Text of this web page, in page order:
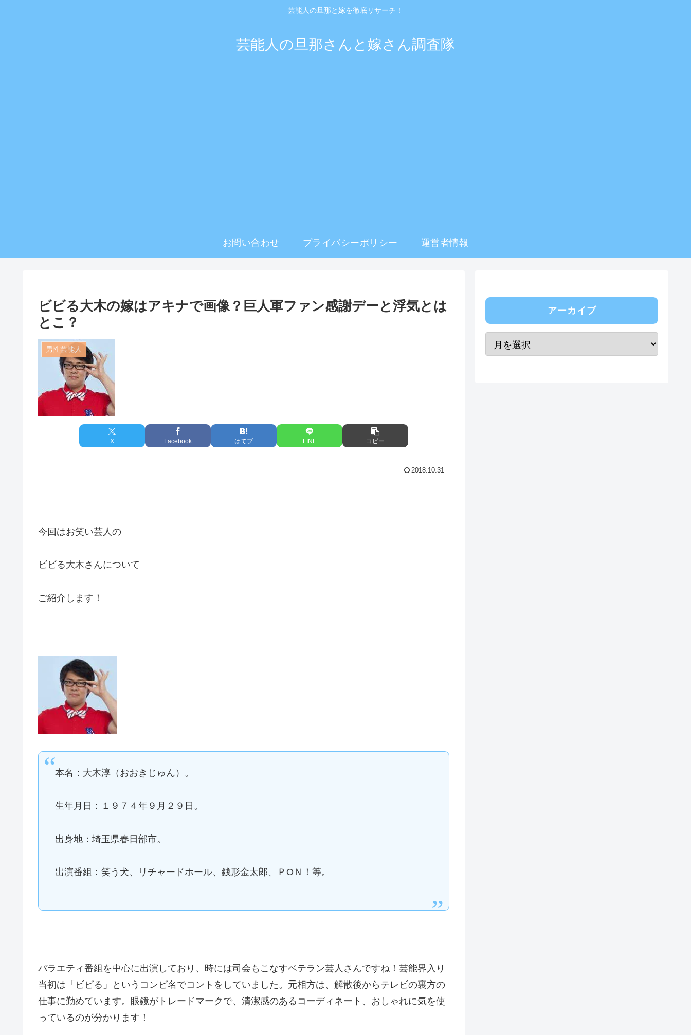
芸能人の旦那と嫁を徹底リサーチ！
芸能人の旦那さんと嫁さん調査隊
お問い合わせ プライバシーポリシー 運営者情報
ビビる大木の嫁はアキナで画像？巨人軍ファン感謝デーと浮気とは
とこ？
男性芸能人
X Facebook はてブ LINE コピー
2018.10.31
今回はお笑い芸人の
ビビる大木さんについて
ご紹介します！
本名：大木淳（おおきじゅん）。
生年月日：１９７４年９月２９日。
出身地：埼玉県春日部市。
出演番組：笑う犬、リチャードホール、銭形金太郎、ＰОＮ！等。
バラエティ番組を中心に出演しており、時には司会もこなすベテラン芸人さんですね！芸能界入り
当初は「ビビる」というコンビ名でコントをしていました。元相方は、解散後からテレビの裏方の
仕事に勤めています。眼鏡がトレードマークで、清潔感のあるコーディネート、おしゃれに気を使
っているのが分かります！
アーカイブ